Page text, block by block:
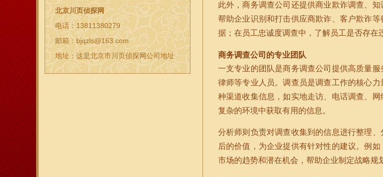
北京川页侦探网
电话：13811380279
邮箱：bjqzls@163.com
地址：这是北京市川页侦探网公司地址
此外，商务调查公司还提供商业欺诈调查、
帮助企业识别和打击供应商欺诈、客户欺诈
据；在员工忠诚度调查中，了解员工是否存在
商务调查公司的专业团队
一支专业的团队是商务调查公司提供高质量
律师等专业人员。调查员是调查工作的核心
种渠道收集信息，如实地走访、电话调查、
复杂的环境中获取有用的信息。
分析师则负责对调查收集到的信息进行整理
后的价值，为企业提供有针对性的建议。例
市场的趋势和潜在机会，帮助企业制定战略规